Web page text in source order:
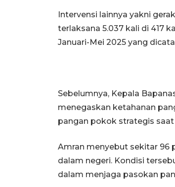
Intervensi lainnya yakni
terlaksana 5.037 kali di 417
Januari-Mei 2025 yang
Sebelumnya, Kepala
menegaskan ketahanan
pangan pokok strategis saat
Amran menyebut sekitar 96
dalam negeri. Kondisi
dalam menjaga pasokan